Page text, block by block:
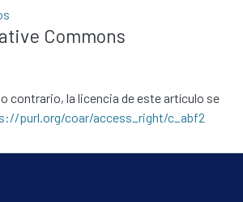
Commons
contrario, la licencia de este artículo se
purl.org/coar/access_right/c_abf2